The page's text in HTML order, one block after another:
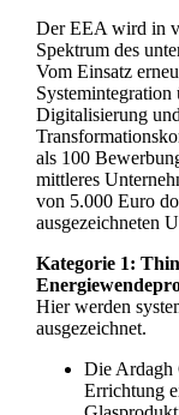
Der EEA wird in
Spektrum des
Vom Einsatz
Digitalisierung
als 100
mittleres
von 5.000 Euro
ausgezeichneten
Kategorie 1:
Hier werden
ausgezeichnet.
Die Ardagh
Errichtung